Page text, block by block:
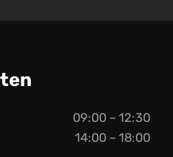
09:00 – 12:30
14:00 – 18:00